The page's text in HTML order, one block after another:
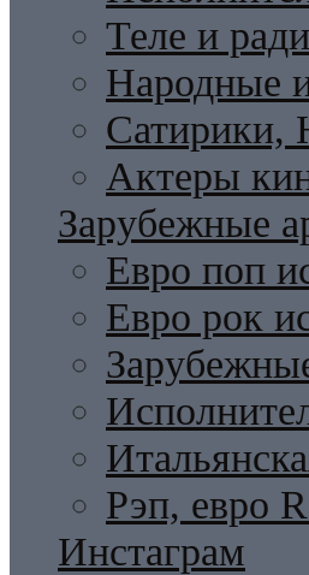
Теле и
Народные
Актеры
Зарубежные
Евро поп
Евро рок
Рэп, евро
Инстаграм